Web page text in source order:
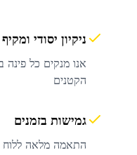
ניקיון יסודי ומקיף
אנו מנקים כל
הקטנים
גמישות בזמנים
התאמה מלאה ללוח